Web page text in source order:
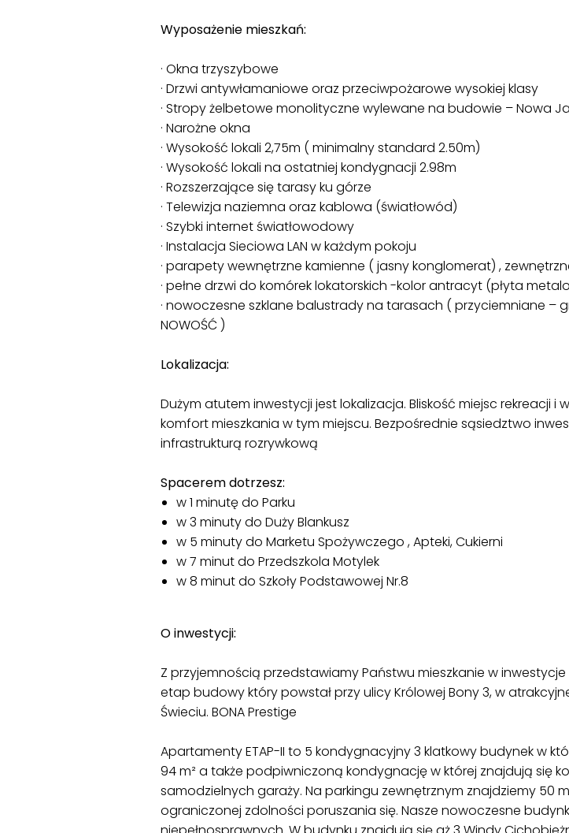
Wyposażenie mieszkań:
· Okna trzyszybowe
· Drzwi antywłamaniowe oraz przeciwpożarowe wysokiej klasy
· Stropy żelbetowe monolityczne wylewane na budowie – Nowa
· Narożne okna
· Wysokość lokali 2,75m ( minimalny standard 2.50m)
· Wysokość lokali na ostatniej kondygnacji 2.98m
· Rozszerzające się tarasy ku górze
· Telewizja naziemna oraz kablowa (światłowód)
· Szybki internet światłowodowy
· Instalacja Sieciowa LAN w każdym pokoju
· parapety wewnętrzne kamienne ( jasny konglomerat) ,
· pełne drzwi do komórek lokatorskich -kolor antracyt (płyta
· nowoczesne szklane balustrady na tarasach ( przyciemniane –
NOWOŚĆ )
Lokalizacja:
Dużym atutem inwestycji jest lokalizacja. Bliskość miejsc rekreacji i
komfort mieszkania w tym miejscu. Bezpośrednie sąsiedztwo
infrastrukturą rozrywkową
Spacerem dotrzesz:
w 1 minutę do Parku
w 3 minuty do Duży Blankusz
w 5 minuty do Marketu Spożywczego , Apteki, Cukierni
w 7 minut do Przedszkola Motylek
w 8 minut do Szkoły Podstawowej Nr.8
O inwestycji:
Z przyjemnością przedstawiamy Państwu mieszkanie w inwestycje
etap budowy który powstał przy ulicy Królowej Bony 3, w
Świeciu. BONA Prestige
Apartamenty ETAP-II to 5 kondygnacyjny 3 klatkowy budynek w
94 m² a także podpiwniczoną kondygnację w której znajdują się
samodzielnych garaży. Na parkingu zewnętrznym znajdziemy 50
ograniczonej zdolności poruszania się. Nasze nowoczesne